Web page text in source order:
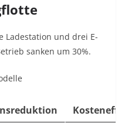
Ladestation und drei E-
sanken um 30%.